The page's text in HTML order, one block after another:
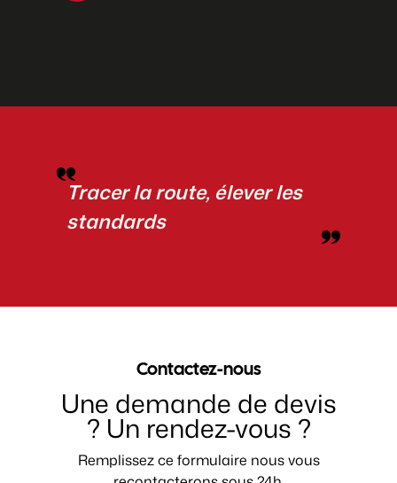
Tracer la route, élever les
standards
Contactez-nous
Une demande de devis
? Un rendez-vous ?
Remplissez ce formulaire nous vous